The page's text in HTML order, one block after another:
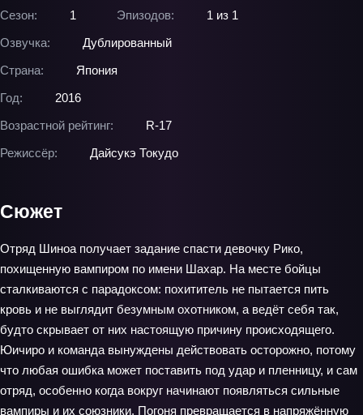
Сезон: 1 Эпизодов:
1 из 1
Озвучка:
Дублированный
Страна:
Япония
Год:
2016
Возрастной рейтинг:
R-17
Режиссёр:
Дайсукэ Токудо
Сюжет
Отряд Шиноа получает задание спасти девочку Рико,
похищенную вампиром по имени Шахар. На месте бойцы
сталкиваются с парадоксом: похититель не пытается пить
кровь и не выглядит безумным охотником, а ведёт себя так,
будто скрывает от них настоящую причину происходящего.
Юичиро и команда вынуждены действовать осторожно, потому
что любая ошибка может поставить под удар и пленницу, и сам
отряд, особенно когда вокруг начинают появляться сильные
вампиры и их союзники. Погоня превращается в напряжённую